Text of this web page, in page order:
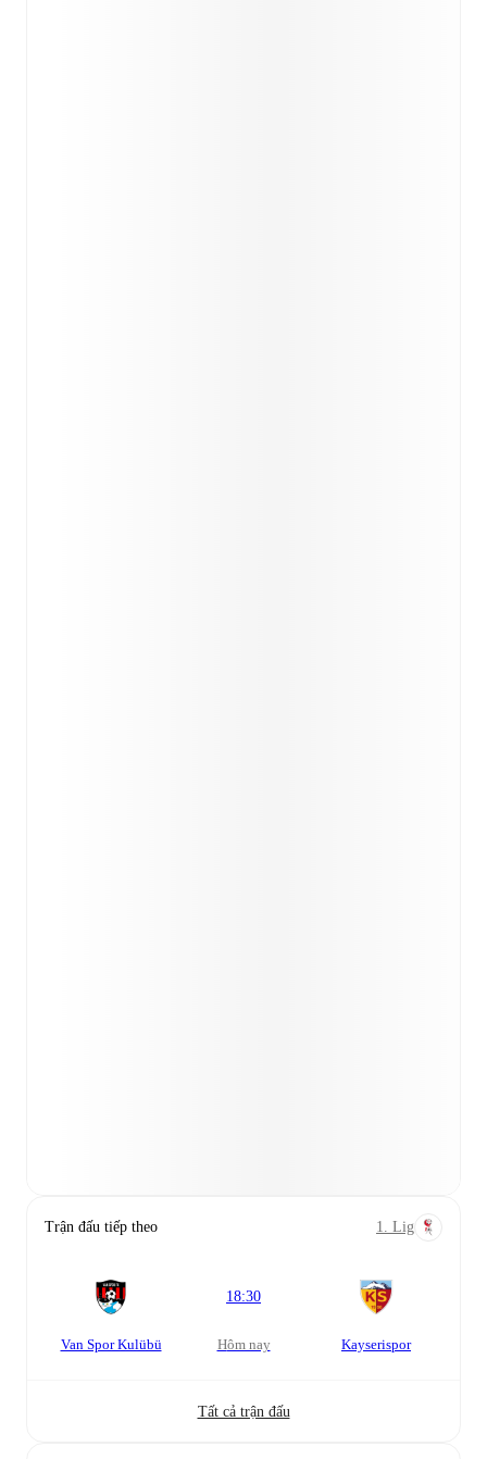
Trận đấu tiếp theo 1. Lig
Van Spor Kulübü
18:30
Hôm nay Kayserispor
Tất cả trận đấu